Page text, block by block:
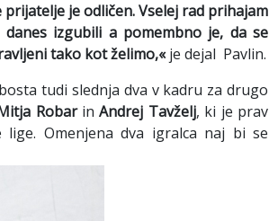
je odličen. Vselej rad prihajam
izgubili a pomembno je, da se
tako kot želimo,«je dejal Pavlin.
tudi slednja dva v kadru za drugo
Robarin Andrej Tavželj, ki je prav
Omenjena dva igralca naj bi se